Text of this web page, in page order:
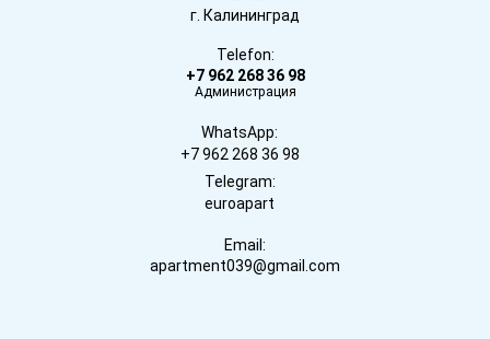
г. Калининград
Telefon:
+7 962 268 36 98
Администрация
WhatsApp:
+7 962 268 36 98
Telegram:
euroapart
Email:
apartment039@gmail.com